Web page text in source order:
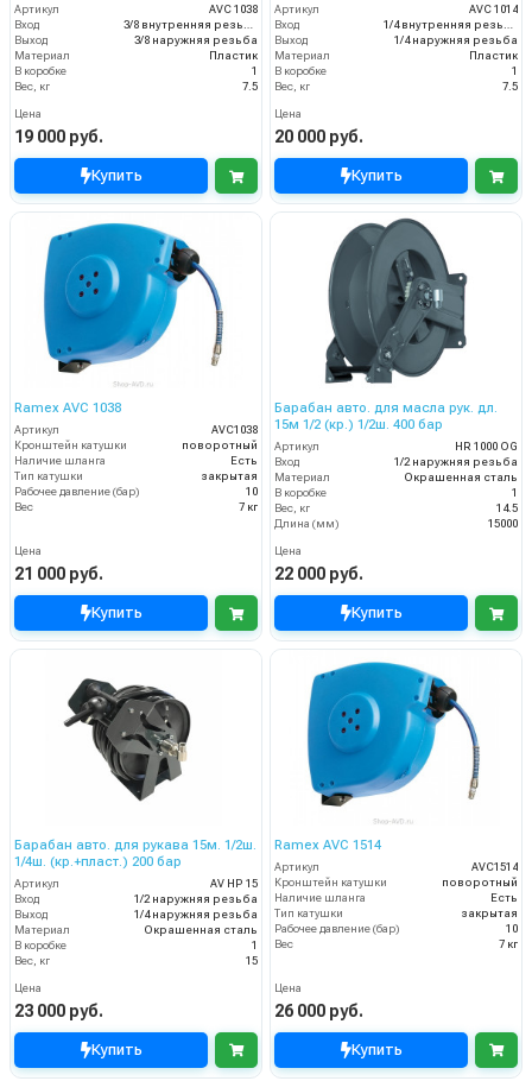
Артикул
AVC 1038
Вход
3/8 внутренняя резьба
Выход
3/8 наружняя резьба
Материал
Пластик
В коробке
1
Вес, кг
7.5
Цена
19 000 руб.
Купить
Артикул
AVC 1014
Вход
1/4 внутренняя резьба
Выход
1/4 наружняя резьба
Материал
Пластик
В коробке
1
Вес, кг
7.5
Цена
20 000 руб.
Купить
Ramex AVC 1038
Артикул
AVC1038
Кронштейн катушки
поворотный
Наличие шланга
Есть
Тип катушки
закрытая
Рабочее давление (бар)
10
Вес
7 кг
Цена
21 000 руб.
Купить
Барабан авто. для масла рук. дл.
15м 1/2 (кр.) 1/2ш. 400 бар
Артикул
HR 1000 OG
Вход
1/2 наружняя резьба
Материал
Окрашенная сталь
В коробке
1
Вес, кг
14.5
Длина (мм)
15000
Цена
22 000 руб.
Купить
Барабан авто. для рукава 15м. 1/2ш.
1/4ш. (кр.+пласт.) 200 бар
Артикул
AV HP 15
Вход
1/2 наружняя резьба
Выход
1/4 наружняя резьба
Материал
Окрашенная сталь
В коробке
1
Вес, кг
15
Цена
23 000 руб.
Купить
Ramex AVС 1514
Артикул
AVC1514
Кронштейн катушки
поворотный
Наличие шланга
Есть
Тип катушки
закрытая
Рабочее давление (бар)
10
Вес
7 кг
Цена
26 000 руб.
Купить